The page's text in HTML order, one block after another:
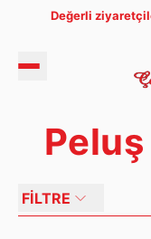
Değerli
FİLTRE